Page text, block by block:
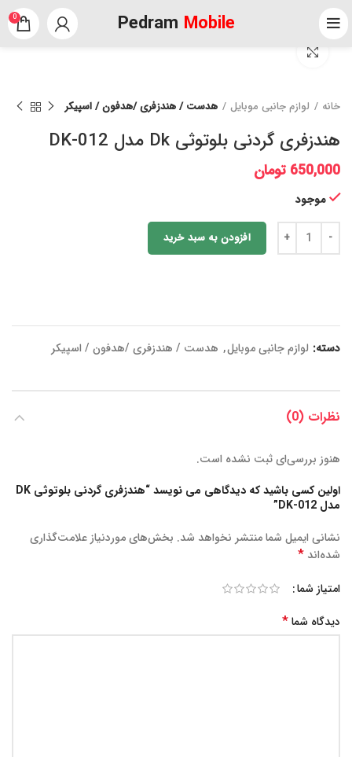
Pedram Mobile
0
خانه لوازم جانبی موبایل هدست / هندزفری /هدفون / اسپیکر
هندزفری گردنی بلوتوثی Dk مدل DK-012
650,000 تومان
موجود
افزودن به سبد خرید
دسته: لوازم جانبی موبایل, هدست / هندزفری /هدفون / اسپیکر
نظرات (0)
هنوز بررسی‌ای ثبت نشده است.
اولین کسی باشید که دیدگاهی می نویسد “هندزفری گردنی بلوتوثی DK
مدل DK-012”
نشانی ایمیل شما منتشر نخواهد شد. بخش‌های موردنیاز علامت‌گذاری
شده‌اند *
امتیاز شما
دیدگاه شما*